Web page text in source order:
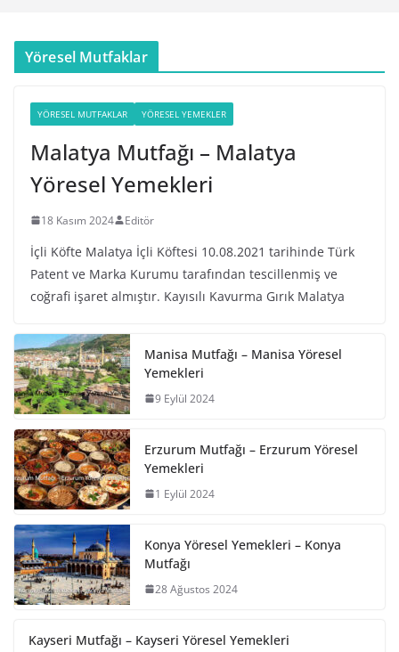
Yöresel Mutfaklar
YÖRESEL MUTFAKLAR YÖRESEL YEMEKLER
Malatya Mutfağı – Malatya
Yöresel Yemekleri
18 Kasım 2024 Editör
İçli Köfte Malatya İçli Köftesi 10.08.2021 tarihinde Türk
Patent ve Marka Kurumu tarafından tescillenmiş ve
coğrafi işaret almıştır. Kayısılı Kavurma Gırık Malatya
Manisa Mutfağı – Manisa Yöresel
Yemekleri
9 Eylül 2024
Erzurum Mutfağı – Erzurum Yöresel
Yemekleri
1 Eylül 2024
Konya Yöresel Yemekleri – Konya
Mutfağı
28 Ağustos 2024
Kayseri Mutfağı – Kayseri Yöresel Yemekleri